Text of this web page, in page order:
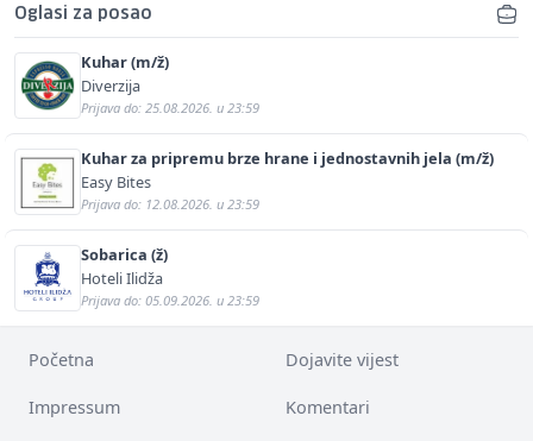
Oglasi za posao
Kuhar (m/ž)
Diverzija
Prijava do: 25.08.2026. u 23:59
Kuhar za pripremu brze hrane i jednostavnih jela (m/ž)
Easy Bites
Prijava do: 12.08.2026. u 23:59
Sobarica (ž)
Hoteli Ilidža
Prijava do: 05.09.2026. u 23:59
Početna Dojavite vijest
Impressum Komentari